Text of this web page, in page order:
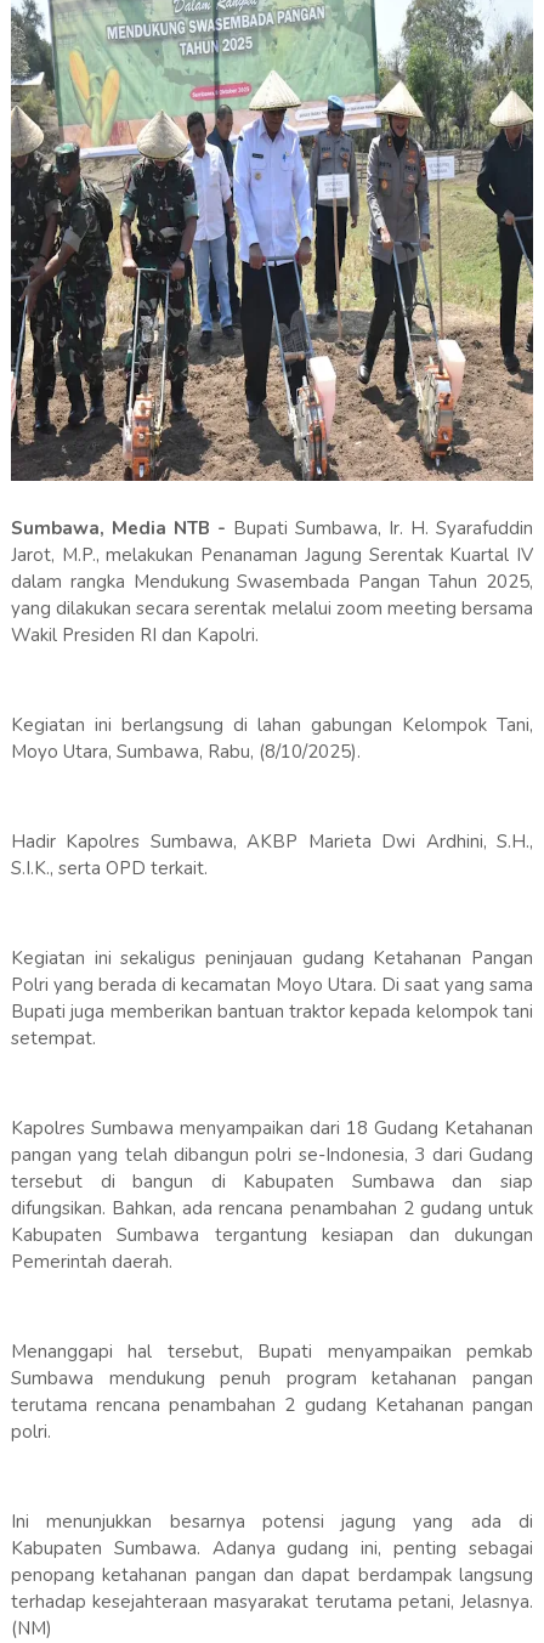
Sumbawa, Media NTB - Bupati Sumbawa, Ir. H. Syarafuddin
Jarot, M.P., melakukan Penanaman Jagung Serentak Kuartal IV
dalam rangka Mendukung Swasembada Pangan Tahun 2025,
yang dilakukan secara serentak melalui zoom meeting bersama
Wakil Presiden RI dan Kapolri.
Kegiatan ini berlangsung di lahan gabungan Kelompok Tani,
Moyo Utara, Sumbawa, Rabu, (8/10/2025).
Hadir Kapolres Sumbawa, AKBP Marieta Dwi Ardhini, S.H.,
S.I.K., serta OPD terkait.
Kegiatan ini sekaligus peninjauan gudang Ketahanan Pangan
Polri yang berada di kecamatan Moyo Utara. Di saat yang sama
Bupati juga memberikan bantuan traktor kepada kelompok tani
setempat.
Kapolres Sumbawa menyampaikan dari 18 Gudang Ketahanan
pangan yang telah dibangun polri se-Indonesia, 3 dari Gudang
tersebut di bangun di Kabupaten Sumbawa dan siap
difungsikan. Bahkan, ada rencana penambahan 2 gudang untuk
Kabupaten Sumbawa tergantung kesiapan dan dukungan
Pemerintah daerah.
Menanggapi hal tersebut, Bupati menyampaikan pemkab
Sumbawa mendukung penuh program ketahanan pangan
terutama rencana penambahan 2 gudang Ketahanan pangan
polri.
Ini menunjukkan besarnya potensi jagung yang ada di
Kabupaten Sumbawa. Adanya gudang ini, penting sebagai
penopang ketahanan pangan dan dapat berdampak langsung
terhadap kesejahteraan masyarakat terutama petani, Jelasnya.
(NM)